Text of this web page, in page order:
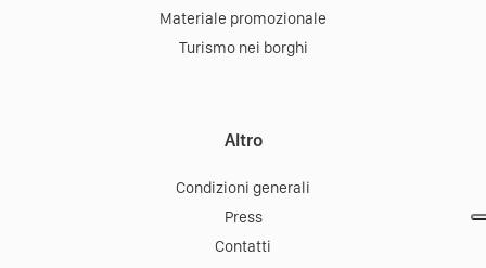
Materiale promozionale
Turismo nei borghi
Altro
Condizioni generali
Press
Contatti